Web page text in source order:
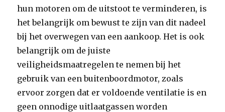
hun motoren om de uitstoot te verminderen, is
het belangrijk om bewust te zijn van dit nadeel
bij het overwegen van een aankoop. Het is ook
belangrijk om de juiste
veiligheidsmaatregelen te nemen bij het
gebruik van een buitenboordmotor, zoals
ervoor zorgen dat er voldoende ventilatie is en
geen onnodige uitlaatgassen worden